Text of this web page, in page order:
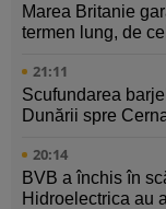
Marea Britanie
termen lung, de
21:11
Scufundarea
Dunării spre
20:14
BVB a închis în
Hidroelectrica au